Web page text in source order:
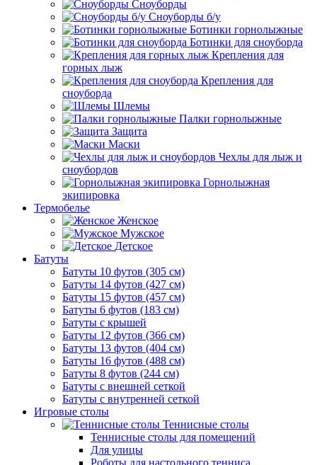
Сноуборды
Сноуборды б/у
Ботинки горнолыжные
Ботинки для сноуборда
Крепления для
горных лыж
Крепления для
сноуборда
Шлемы
Палки горнолыжные
Защита
Маски
Чехлы для лыж и
сноубордов
Горнолыжная
экипировка
Термобелье
Женское
Мужское
Детское
Батуты
Батуты 10 футов (305 см)
Батуты 14 футов (427 см)
Батуты 15 футов (457 см)
Батуты 6 футов (183 см)
Батуты с крышей
Батуты 12 футов (366 см)
Батуты 13 футов (404 см)
Батуты 16 футов (488 см)
Батуты 8 футов (244 см)
Батуты с внешней сеткой
Батуты с внутренней сеткой
Игровые столы
Теннисные столы
Теннисные столы для помещений
Для улицы
Роботы для настольного тенниса